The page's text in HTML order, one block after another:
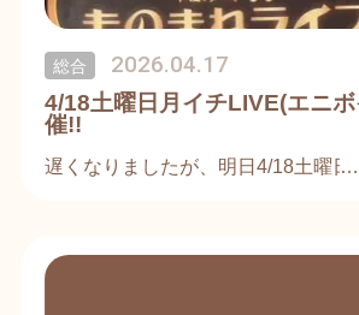
総合 2026.04.17
4/18土曜日月イチLIVE(エニ
催!!
遅くなりましたが、明日4/18土曜日
…